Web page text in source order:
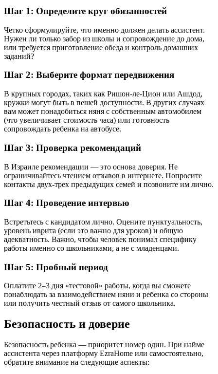
Шаг 1: Определите круг обязанностей
Четко сформулируйте, что именно должен делать ассистент.
Нужен ли только забор из школы и сопровождение до дома,
или требуется приготовление обеда и контроль домашних
заданий?
Шаг 2: Выберите формат передвижения
В крупных городах, таких как Ришон-ле-Цион или Ашдод,
кружки могут быть в пешей доступности. В других случаях
вам может понадобиться няня с собственным автомобилем
(что увеличивает стоимость часа) или готовность
сопровождать ребенка на автобусе.
Шаг 3: Проверка рекомендаций
В Израиле рекомендации — это основа доверия. Не
ограничивайтесь чтением отзывов в интернете. Попросите
контакты двух-трех предыдущих семей и позвоните им лично.
Шаг 4: Проведение интервью
Встретьтесь с кандидатом лично. Оцените пунктуальность,
уровень иврита (если это важно для уроков) и общую
адекватность. Важно, чтобы человек понимал специфику
работы именно со школьниками, а не с младенцами.
Шаг 5: Пробный период
Оплатите 2–3 дня «тестовой» работы, когда вы сможете
понаблюдать за взаимодействием няни и ребенка со стороны
или получить честный отзыв от самого школьника.
Безопасность и доверие
Безопасность ребенка — приоритет номер один. При найме
ассистента через платформу EzraHome или самостоятельно,
обратите внимание на следующие аспекты: